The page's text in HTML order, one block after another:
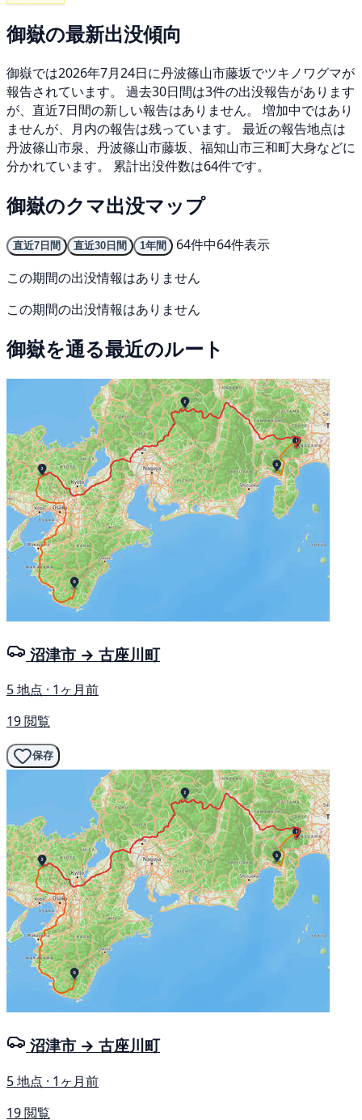
御嶽の最新出没傾向
御嶽では2026年7月24日に丹波篠山市藤坂でツキノワグマが
報告されています。 過去30日間は3件の出没報告があります
が、直近7日間の新しい報告はありません。 増加中ではあり
ませんが、月内の報告は残っています。 最近の報告地点は
丹波篠山市泉、丹波篠山市藤坂、福知山市三和町大身などに
分かれています。 累計出没件数は64件です。
御嶽のクマ出没マップ
直近7日間 直近30日間 1年間
64件中64件表示
この期間の出没情報はありません
この期間の出没情報はありません
御嶽を通る最近のルート
沼津市 → 古座川町
5 地点 · 1ヶ月前
19 閲覧
保存
沼津市 → 古座川町
5 地点 · 1ヶ月前
19 閲覧